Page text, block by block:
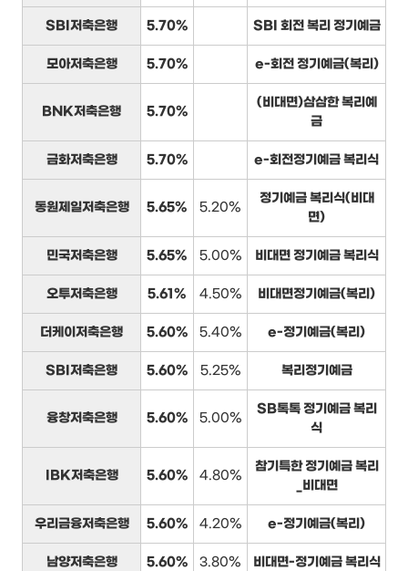
SBI저축은행 5.70% SBI 회전 복리 정기예금
모아저축은행 5.70% e-회전 정기예금(복리)
BNK저축은행 5.70%
(비대면)삼삼한 복리예
금
금화저축은행 5.70% e-회전정기예금 복리식
동원제일저축은행 5.65% 5.20%
정기예금 복리식(비대
면)
민국저축은행 5.65% 5.00% 비대면 정기예금 복리식
오투저축은행 5.61% 4.50% 비대면정기예금(복리)
더케이저축은행 5.60% 5.40% e-정기예금(복리)
SBI저축은행 5.60% 5.25% 복리정기예금
융창저축은행 5.60% 5.00%
SB톡톡 정기예금 복리
식
IBK저축은행 5.60% 4.80%
참기특한 정기예금 복리
_비대면
우리금융저축은행 5.60% 4.20% e-정기예금(복리)
남양저축은행 5.60% 3.80% 비대면-정기예금 복리식